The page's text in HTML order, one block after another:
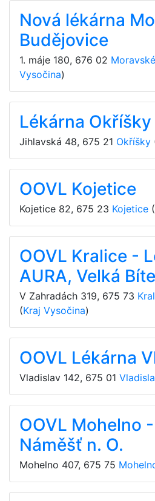
Nová lékárna
Budějovice
1. máje 180, 676 02
Vysočina)
Lékárna Okříšky
Jihlavská 48, 675 21 Okříšky
OOVL Kojetice
Kojetice 82, 675 23 Kojetice (
OOVL Kralice -
AURA, Velká
V Zahradách 319, 675 73
(Kraj Vysočina)
OOVL Lékárna
Vladislav 142, 675 01
OOVL Mohelno
Náměšť n. O.
Mohelno 407, 675 75